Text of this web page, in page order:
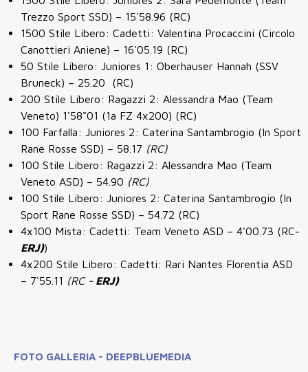
Trezzo Sport SSD) – 15'58.96 (RC)
1500 Stile Libero: Cadetti: Valentina Procaccini (Circolo
Canottieri Aniene) – 16'05.19 (RC)
50 Stile Libero: Juniores 1: Oberhauser Hannah (SSV
Bruneck) – 25.20 (RC)
200 Stile Libero: Ragazzi 2: Alessandra Mao (Team
Veneto) 1'58"01 (1a FZ 4x200) (RC)
100 Farfalla: Juniores 2: Caterina Santambrogio (In Sport
Rane Rosse SSD) – 58.17 (RC)
100 Stile Libero: Ragazzi 2: Alessandra Mao (Team
Veneto ASD) – 54.90 (RC)
100 Stile Libero: Juniores 2: Caterina Santambrogio (In
Sport Rane Rosse SSD) – 54.72 (RC)
4x100 Mista: Cadetti: Team Veneto ASD – 4'00.73 (RC-
ERJ))
4x200 Stile Libero: Cadetti: Rari Nantes Florentia ASD
– 7'55.11 (RC -ERJ)
FOTO GALLERIA - DEEPBLUEMEDIA